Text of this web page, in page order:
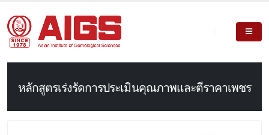
หลักสูตรเร่งรัดการประเมินคุณภาพและตีราคาเพชร